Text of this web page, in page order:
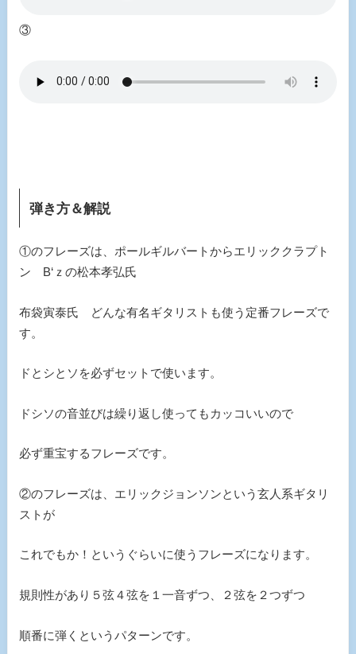
③
弾き方＆解説
①のフレーズは、ポールギルバートからエリッククラプト
ン B‘ｚの松本孝弘氏
布袋寅泰氏 どんな有名ギタリストも使う定番フレーズで
す。
ドとシとソを必ずセットで使います。
ドシソの音並びは繰り返し使ってもカッコいいので
必ず重宝するフレーズです。
②のフレーズは、エリックジョンソンという玄人系ギタリ
ストが
これでもか！というぐらいに使うフレーズになります。
規則性があり５弦４弦を１一音ずつ、２弦を２つずつ
順番に弾くというパターンです。